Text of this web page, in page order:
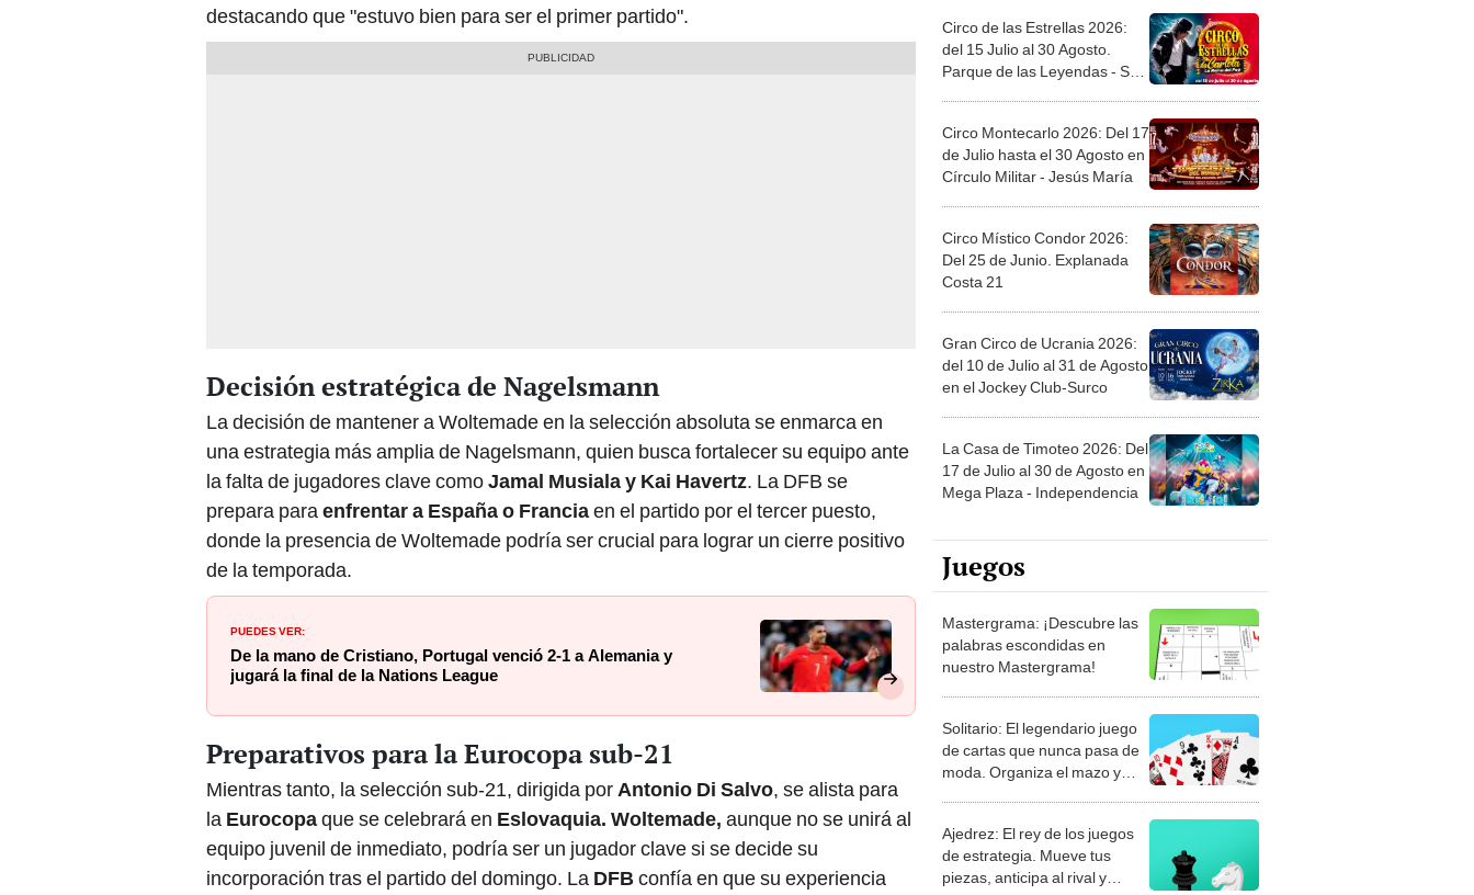
destacando que "estuvo bien para ser el primer partido".
Decisión estratégica de Nagelsmann
La decisión de mantener a Woltemade en la selección absoluta se enmarca en
una estrategia más amplia de Nagelsmann, quien busca fortalecer su equipo ante
la falta de jugadores clave comoJamal Musiala y Kai Havertz. La DFB se
prepara para enfrentar a España o Franciaen el partido por el tercer puesto,
donde la presencia de Woltemade podría ser crucial para lograr un cierre positivo
de la temporada.
PUEDES VER:
De la mano de Cristiano, Portugal venció 2-1 a Alemania y
jugará la final de la Nations League
Preparativos para la Eurocopa sub-21
Mientras tanto, la selección sub-21, dirigida por Antonio Di Salvo, se alista para
la Eurocopaque se celebrará en Eslovaquia. Woltemade, aunque no se unirá al
equipo juvenil de inmediato, podría ser un jugador clave si se decide su
incorporación tras el partido del domingo. La DFBconfía en que su experiencia
Circo de las Estrellas 2026:
del 15 Julio al 30 Agosto.
Parque de las Leyendas - San
Circo Montecarlo 2026: Del 17
de Julio hasta el 30 Agosto en
Círculo Militar - Jesús María
Circo Místico Condor 2026:
Del 25 de Junio. Explanada
Costa 21
Gran Circo de Ucrania 2026:
del 10 de Julio al 31 de Agosto
en el Jockey Club-Surco
La Casa de Timoteo 2026: Del
17 de Julio al 30 de Agosto en
Mega Plaza - Independencia
Juegos
Mastergrama: ¡Descubre las
palabras escondidas en
nuestro Mastergrama!
Solitario: El legendario juego
de cartas que nunca pasa de
moda. Organiza el mazo y
Ajedrez: El rey de los juegos
de estrategia. Mueve tus
piezas, anticipa al rival y